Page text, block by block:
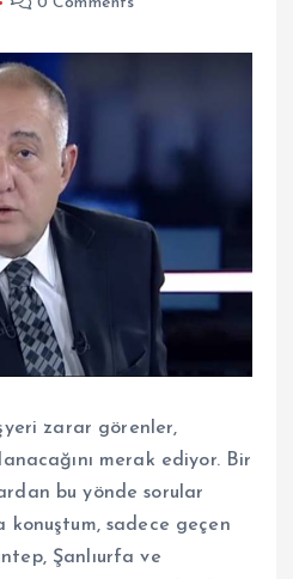
zarar görenler,
merak ediyor. Bir
bu yönde sorular
konuştum, sadece geçen
Şanlıurfa ve